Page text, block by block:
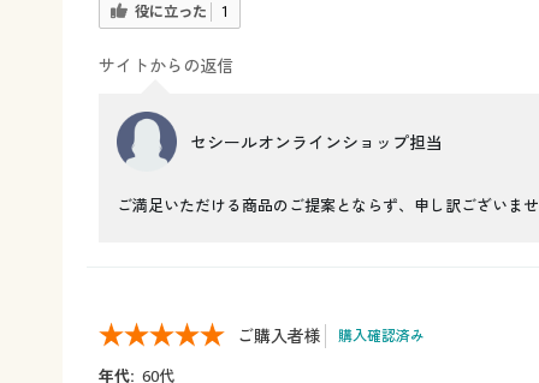
役に立った 1
サイトからの返信
セシールオンラインショップ担当
ご満足いただける商品のご提案とならず、申し訳ございま
ご購入者様 購入確認済み
年代: 60代